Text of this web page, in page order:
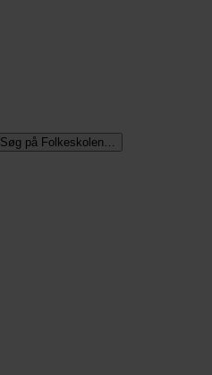
Søg på Folkeskolen…